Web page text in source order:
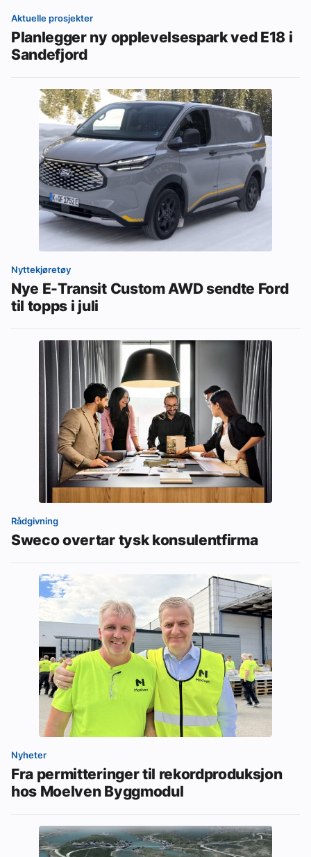
Aktuelle prosjekter
Planlegger ny opplevelsespark ved E18 i
Sandefjord
Nyttekjøretøy
Nye E-Transit Custom AWD sendte Ford
til topps i juli
Rådgivning
Sweco overtar tysk konsulentfirma
Nyheter
Fra permitteringer til rekordproduksjon
hos Moelven Byggmodul